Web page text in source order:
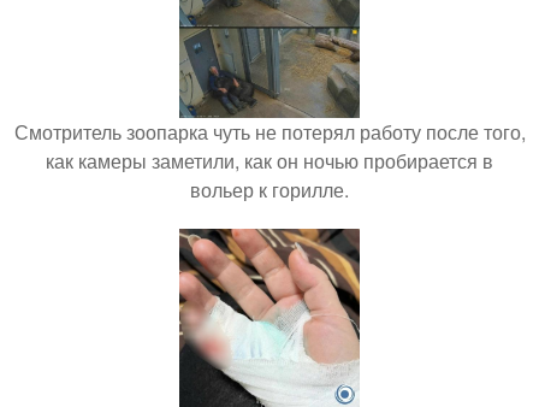
Смотритель зоопарка чуть не потерял работу после того,
как камеры заметили, как он ночью пробирается в
вольер к горилле.